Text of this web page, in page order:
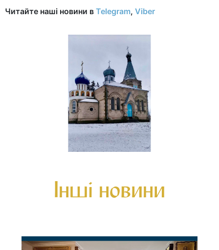
Читайте наші новини в Telegram, Viber
Інші новини